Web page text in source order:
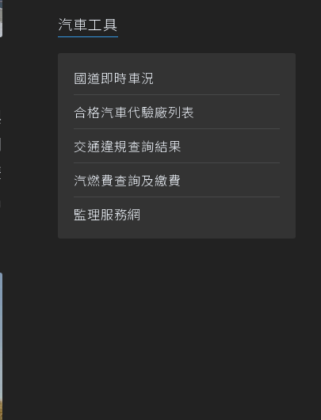
汽車工具
國道即時車況
合格汽車代驗廠列表
交通違規查詢結果
汽燃費查詢及繳費
監理服務網